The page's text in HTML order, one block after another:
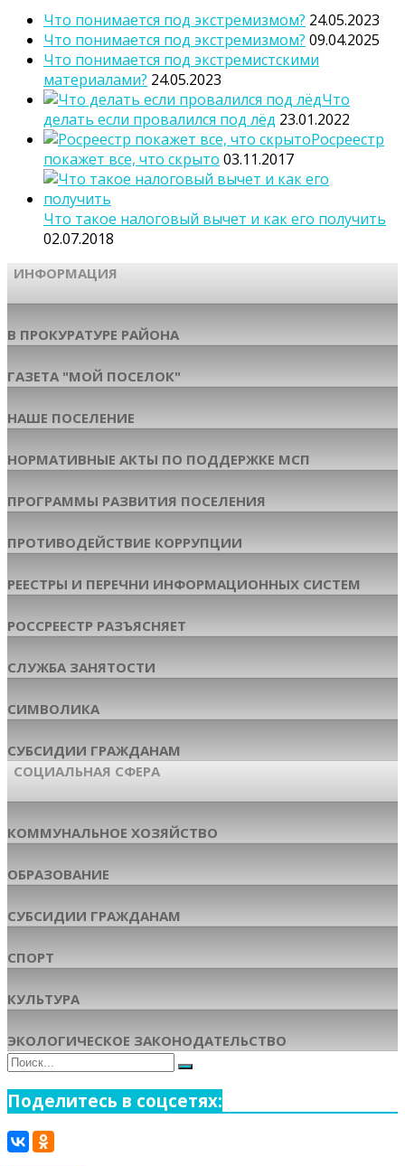
Что понимается под экстремизмом? 24.05.2023
Что понимается под экстремизмом? 09.04.2025
Что понимается под экстремистскими
материалами? 24.05.2023
Что
делать если провалился под лёд 23.01.2022
Росреестр
покажет все, что скрыто 03.11.2017
Что такое налоговый вычет и как его получить
02.07.2018
ИНФОРМАЦИЯ
В ПРОКУРАТУРЕ РАЙОНА
ГАЗЕТА "МОЙ ПОСЕЛОК"
НАШЕ ПОСЕЛЕНИЕ
НОРМАТИВНЫЕ АКТЫ ПО ПОДДЕРЖКЕ МСП
ПРОГРАММЫ РАЗВИТИЯ ПОСЕЛЕНИЯ
ПРОТИВОДЕЙСТВИЕ КОРРУПЦИИ
РЕЕСТРЫ И ПЕРЕЧНИ ИНФОРМАЦИОННЫХ СИСТЕМ
РОССРЕЕСТР РАЗЪЯСНЯЕТ
СЛУЖБА ЗАНЯТОСТИ
СИМВОЛИКА
СУБСИДИИ ГРАЖДАНАМ
СОЦИАЛЬНАЯ СФЕРА
КОММУНАЛЬНОЕ ХОЗЯЙСТВО
ОБРАЗОВАНИЕ
СУБСИДИИ ГРАЖДАНАМ
СПОРТ
КУЛЬТУРА
ЭКОЛОГИЧЕСКОЕ ЗАКОНОДАТЕЛЬСТВО
Поиск
Поиск
Поделитесь в соцсетях: